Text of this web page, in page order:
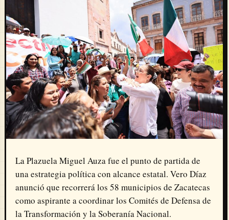
La Plazuela Miguel Auza fue el punto de partida de
una estrategia política con alcance estatal. Vero Díaz
anunció que recorrerá los 58 municipios de Zacatecas
como aspirante a coordinar los Comités de Defensa de
la Transformación y la Soberanía Nacional.